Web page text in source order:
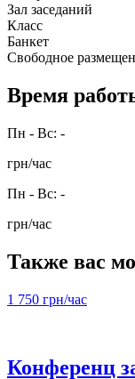
Зал заседаний
Класс
Банкет
Свободное
Время
Пн - Вс: -
грн/час
Пн - Вс: -
грн/час
Также вас
1 750 грн/час
Конференц